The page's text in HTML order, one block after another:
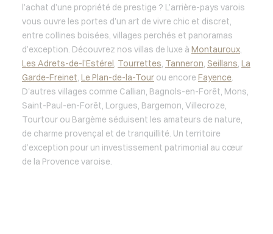
l’achat d’une propriété de prestige ? L’arrière-pays varois
vous ouvre les portes d’un art de vivre chic et discret,
entre collines boisées, villages perchés et panoramas
d’exception. Découvrez nos villas de luxe à Montauroux,
Les Adrets-de-l’Estérel , Tourrettes, Tanneron, Seillans, La
Garde-Freinet, Le Plan-de-la-Tour ou encore Fayence.
D'autres villages comme Callian, Bagnols-en-Forêt, Mons,
Saint-Paul-en-Forêt, Lorgues, Bargemon, Villecroze,
Tourtour ou Bargème séduisent les amateurs de nature,
de charme provençal et de tranquillité. Un territoire
d’exception pour un investissement patrimonial au cœur
de la Provence varoise.